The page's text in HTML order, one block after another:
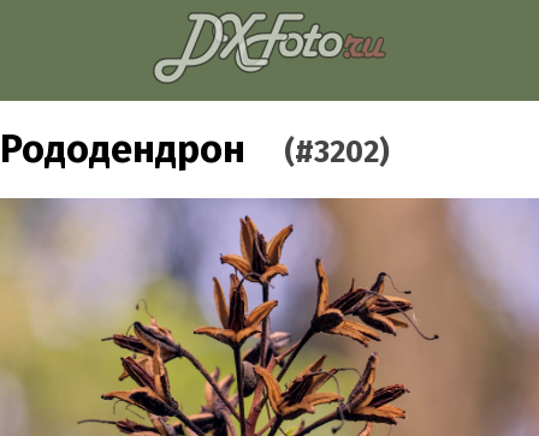
Рододендрон (#3202)